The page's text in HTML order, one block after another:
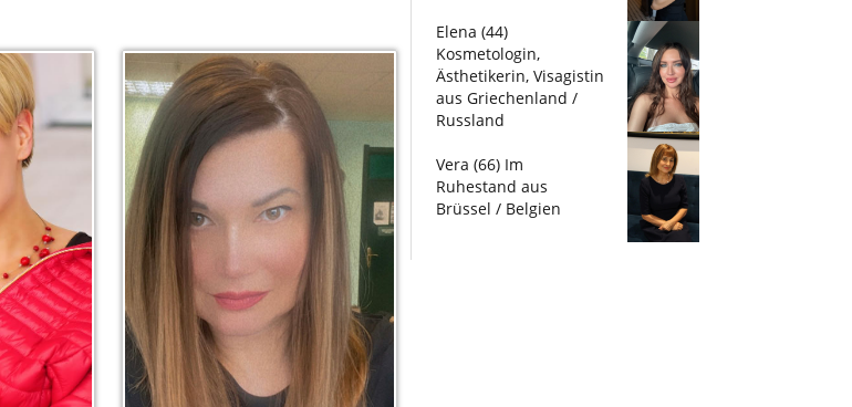
Elena (44)
Kosmetologin,
Ästhetikerin, Visagistin
aus Griechenland /
Russland
Vera (66) Im
Ruhestand aus
Brüssel / Belgien